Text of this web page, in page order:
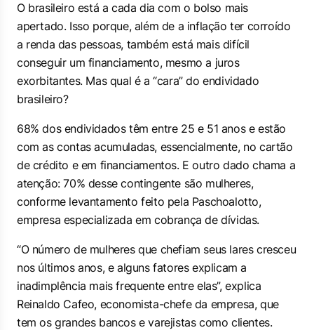
O brasileiro está a cada dia com o bolso mais
apertado. Isso porque, além de a inflação ter corroído
a renda das pessoas, também está mais difícil
conseguir um financiamento, mesmo a juros
exorbitantes. Mas qual é a “cara” do endividado
brasileiro?
68% dos endividados têm entre 25 e 51 anos e estão
com as contas acumuladas, essencialmente, no cartão
de crédito e em financiamentos. E outro dado chama a
atenção: 70% desse contingente são mulheres,
conforme levantamento feito pela Paschoalotto,
empresa especializada em cobrança de dívidas.
“O número de mulheres que chefiam seus lares cresceu
nos últimos anos, e alguns fatores explicam a
inadimplência mais frequente entre elas”, explica
Reinaldo Cafeo, economista-chefe da empresa, que
tem os grandes bancos e varejistas como clientes.